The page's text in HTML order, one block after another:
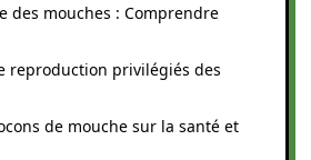
des mouches : Comprendre
reproduction privilégiés des
de mouche sur la santé et